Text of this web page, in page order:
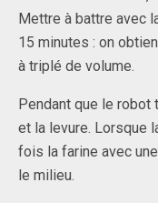
Mettre à battre avec
15 minutes : on
à triplé de volume.
Pendant que le robot
et la levure. Lorsque
fois la farine avec
le milieu.